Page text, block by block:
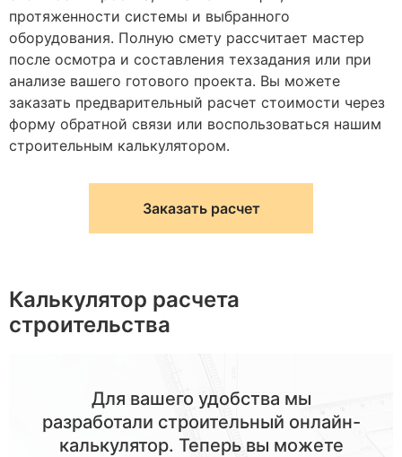
протяженности системы и выбранного
оборудования. Полную смету рассчитает мастер
после осмотра и составления техзадания или при
анализе вашего готового проекта. Вы можете
заказать предварительный расчет стоимости через
форму обратной связи или воспользоваться нашим
строительным калькулятором.
Заказать расчет
Калькулятор расчета
строительства
Для вашего удобства мы
разработали строительный онлайн-
калькулятор. Теперь вы можете